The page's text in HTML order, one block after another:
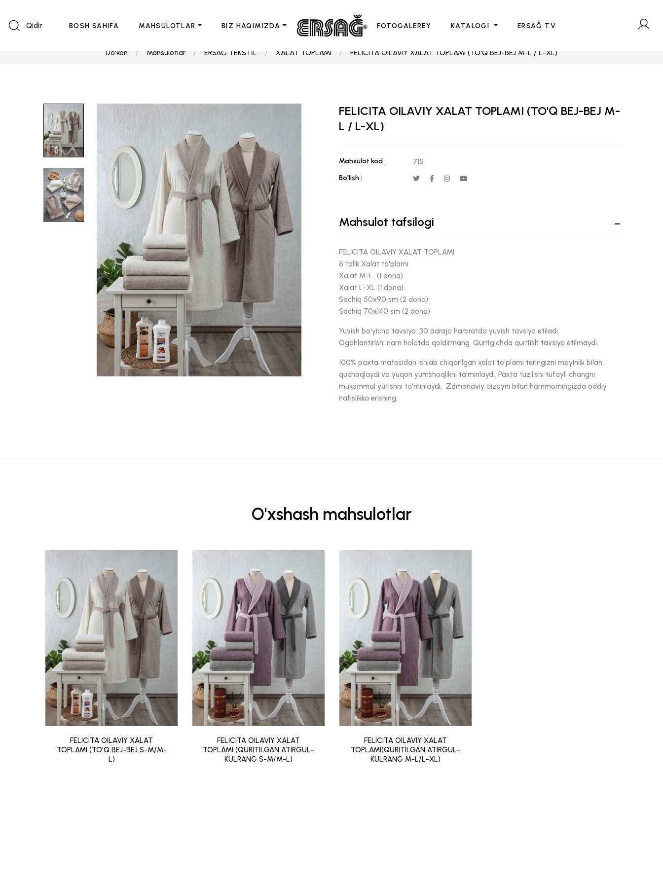
Qidir BOSH SAHIFA MAHSULOTLAR BIZ HAQIMIZDA FOTOGALEREY KATALOGI ERSAĞ TV
Do'kon Mahsulotlar ERSAĞ TEKSTİL XALAT TOPLAMI FELICITA OILAVIY XALAT TOPLAMI (TO'Q BEJ-BEJ M-L / L-XL)
FELICITA OILAVIY XALAT TOPLAMI (TO'Q BEJ-BEJ M-
L / L-XL)
Mahsulot kod : 715
Bo'lish :
Mahsulot tafsilogi
FELICITA OILAVIY XALAT TOPLAMI
6 talik Xalat to'plami
Xalat M-L (1 dona)
Xalat L-XL (1 dona)
Sochiq 50x90 sm (2 dona)
Sochiq 70x140 sm (2 dona)
Yuvish bo'yicha tavsiya: 30 daraja haroratda yuvish tavsiya etiladi.
Ogohlantirish: nam holatda qoldirmang. Quritgichda quritish tavsiya etilmaydi.
100% paxta matosidan ishlab chiqarilgan xalat to'plami teringizni mayinlik bilan
quchoqlaydi va yuqori yumshoqlikni ta'minlaydi. Paxta tuzilishi tufayli changni
mukammal yutishni ta'minlaydi. Zamonaviy dizayni bilan hammomingizda oddiy
nafislikka erishing.
O'xshash mahsulotlar
FELICITA OILAVIY XALAT
TOPLAMI (TO'Q BEJ-BEJ S-M/M-
L)
FELICITA OILAVIY XALAT
TOPLAMI (QURITILGAN ATIRGUL-
KULRANG S-M/M-L)
FELICITA OILAVIY XALAT
TOPLAMI(QURITILGAN ATIRGUL-
KULRANG M-L/L-XL)